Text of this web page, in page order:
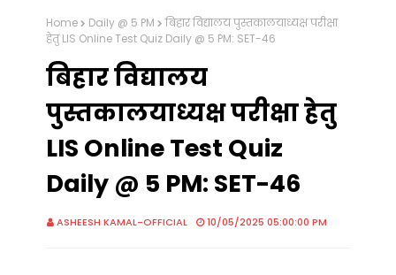
Home Daily @ 5 PM
बिहार विद्यालय पुस्तकालयाध्यक्ष परीक्षा
हेतु LIS Online Test Quiz Daily @ 5 PM: SET-46
बिहार विद्यालय
पुस्तकालयाध्यक्ष परीक्षा हेतु
LIS Online Test Quiz
Daily @ 5 PM: SET-46
ASHEESH KAMAL-OFFICIAL 10/05/2025 05:00:00 PM